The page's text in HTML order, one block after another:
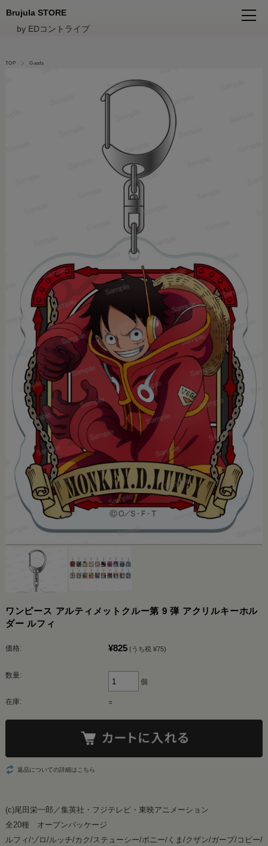
Brujula STORE
by EDコントライブ
TOP Goods
ワンピース アルティメットクルー第 9 弾 アクリルキーホル
ダー ルフィ
価格: ¥825 (うち税 ¥75)
数量:
個
在庫: ○
返品についての詳細はこちら
(c)尾田栄一郎／集英社・フジテレビ・東映アニメーション
全20種 オープンパッケージ
ルフィ/ゾロ/ルッチ/カク/ステューシー/ボニー/くま/クザン/ガープ/コビー/